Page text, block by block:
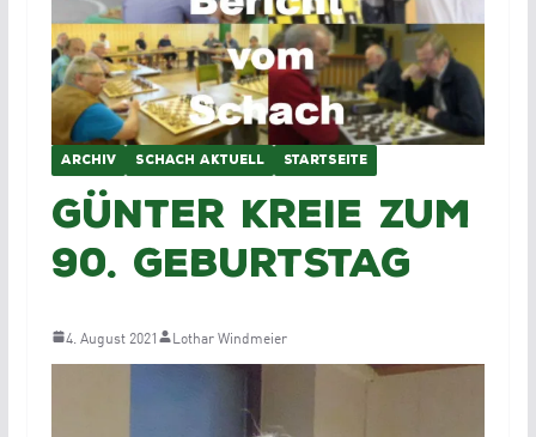
ARCHIV SCHACH AKTUELL STARTSEITE
Günter Kreie zum
90. Geburtstag
4. August 2021 Lothar Windmeier